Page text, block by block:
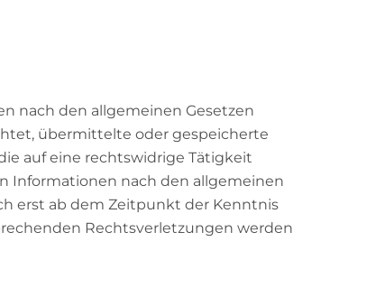
nach den allgemeinen Gesetzen
übermittelte oder gespeicherte
auf eine rechtswidrige Tätigkeit
Informationen nach den allgemeinen
erst ab dem Zeitpunkt der Kenntnis
Rechtsverletzungen werden